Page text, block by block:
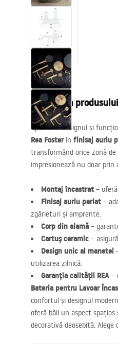
Bucatarie
Accesorii și
Descrierea produsului
Apreciază designul și
Rea Fosterîn finisaj auriu
transformând orice zonă de
impresionează nu doar
Montaj încastrat –
Finisaj auriu periat –
zgârieturi și amprente.
Corp din alamă –
Cartuș ceramic –
Design unic al manetei
utilizarea zilnică.
Garanția calității REA –
Bateria pentru Lavoar
confortul și designul
oferă băii un aspect spațios
decorativă deosebită. Alege